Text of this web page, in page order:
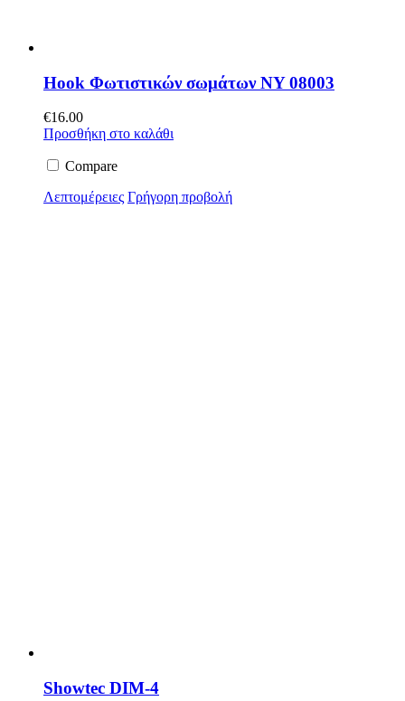
Hook Φωτιστικών σωμάτων NY 08003
€16.00
Προσθήκη στο καλάθι
Compare
Λεπτομέρειες Γρήγορη προβολή
Showtec DIM-4